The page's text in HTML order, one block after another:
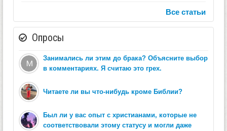
Все статьи
Опросы
Занимались ли этим до брака? Объясните выбор
в комментариях. Я считаю это грех.
Читаете ли вы что-нибудь кроме Библии?
Был ли у вас опыт с христианами, которые не
соответствовали этому статусу и могли даже